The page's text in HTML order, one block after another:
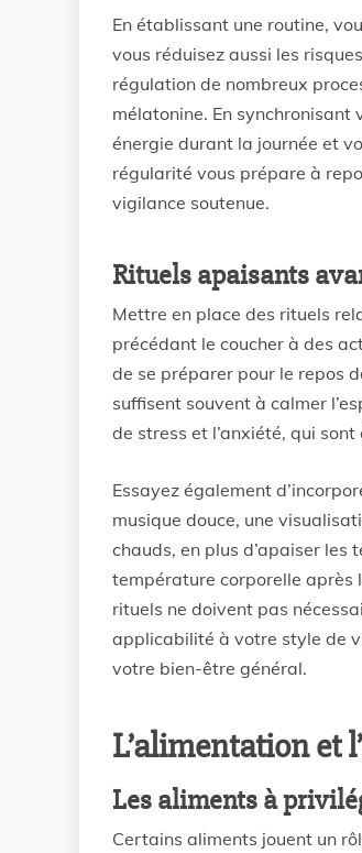
En établissant une routine,
vous réduisez aussi les
régulation de nombreux
mélatonine. En
énergie durant la journée et
régularité vous prépare à
vigilance soutenue.
Rituels apaisants
Mettre en place des rituels
précédant le coucher à des
de se préparer pour le repos
suffisent souvent à calmer
de stress et l’anxiété, qui
Essayez également
musique douce, une
chauds, en plus d’apaiser les
température corporelle après
rituels ne doivent pas
applicabilité à votre style de
votre bien-être général.
L’alimentation et
Les aliments à
Certains aliments jouent un